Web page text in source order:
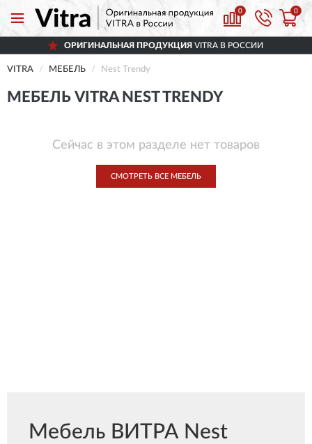
0 0
ОРИГИНАЛЬНАЯ ПРОДУКЦИЯ VITRA В РОССИИ
VITRA МЕБЕЛЬ Nest Trendy
МЕБЕЛЬ VITRA NEST TRENDY
Сейчас в этом разделе нет товаров
СМОТРЕТЬ ВСЕ МЕБЕЛЬ
Мебель ВИТРА Nest